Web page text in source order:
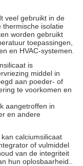
veel gebruikt in de
thermische isolatie
worden gebruikt
toepassingen,
en HVAC-systemen.
is
middel in
aan poeder- of
te voorkomen en
aangetroffen in
en andere
calciumsilicaat
of vulmiddel
van de integriteit
hun oplosbaarheid..